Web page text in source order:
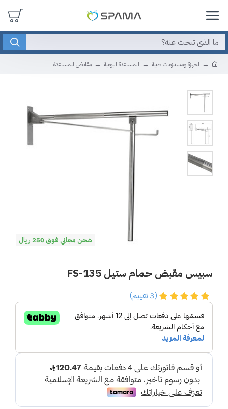
اجهزة ومستلزمات طبية المساعدة اليومية مقابض للمساعدة
شحن مجاني فوق 250 ريال
سبيس مقبض حمام ستيل FS-135
(3 تقييم)